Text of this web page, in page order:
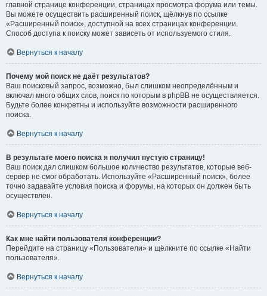
главной странице конференции, страницах просмотра форума или темы.
Вы можете осуществить расширенный поиск, щёлкнув по ссылке
«Расширенный поиск», доступной на всех страницах конференции.
Способ доступа к поиску может зависеть от используемого стиля.
Вернуться к началу
Почему мой поиск не даёт результатов?
Ваш поисковый запрос, возможно, был слишком неопределённым и
включал много общих слов, поиск по которым в phpBB не осуществляется.
Будьте более конкретны и используйте возможности расширенного
поиска.
Вернуться к началу
В результате моего поиска я получил пустую страницу!
Ваш поиск дал слишком большое количество результатов, которые веб-
сервер не смог обработать. Используйте «Расширенный поиск», более
точно задавайте условия поиска и форумы, на которых он должен быть
осуществлён.
Вернуться к началу
Как мне найти пользователя конференции?
Перейдите на страницу «Пользователи» и щёлкните по ссылке «Найти
пользователя».
Вернуться к началу